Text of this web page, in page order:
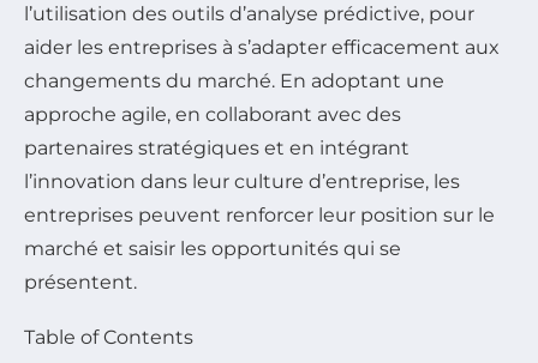
l’utilisation des outils d’analyse prédictive, pour
aider les entreprises à s’adapter efficacement aux
changements du marché. En adoptant une
approche agile, en collaborant avec des
partenaires stratégiques et en intégrant
l’innovation dans leur culture d’entreprise, les
entreprises peuvent renforcer leur position sur le
marché et saisir les opportunités qui se
présentent.
Table of Contents